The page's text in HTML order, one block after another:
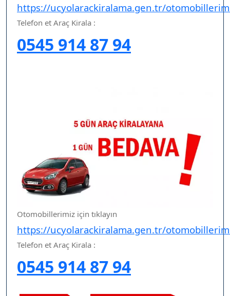
https://ucyolarackiralama.gen.tr/
Telefon et Araç Kirala :
0545 914 87 94
Otomobillerimiz için tıklayın
https://ucyolarackiralama.gen.tr/
Telefon et Araç Kirala :
0545 914 87 94